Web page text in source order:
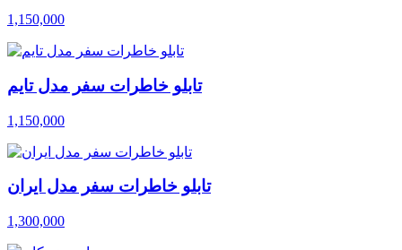
1,150,000
تابلو خاطرات سفر مدل تایم
1,150,000
تابلو خاطرات سفر مدل ایران
1,300,000